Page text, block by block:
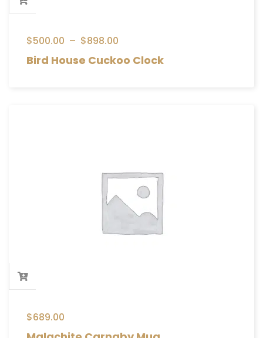
$500.00 – $898.00
Bird House Cuckoo Clock
$689.00